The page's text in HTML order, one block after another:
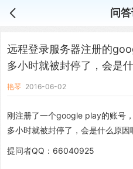
问
远程登录服务器注册的
多小时就被封停了，会是
艳琴 2016-06-02
刚注册了一个google play的账号
多小时就被封停了，会是什么原因
提问者QQ：66040925